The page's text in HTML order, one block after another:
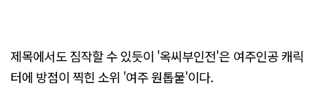
제목에서도 짐작할 수 있듯이 '옥씨부인전'은 여주인공 캐릭
터에 방점이 찍힌 소위 '여주 원톱물'이다.